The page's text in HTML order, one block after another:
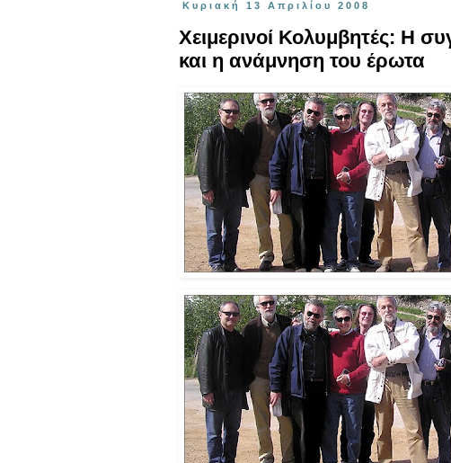
Κυριακή 13 Απριλίου 2008
Χειμερινοί Κολυμβητές: Η
και η ανάμνηση του έρωτα